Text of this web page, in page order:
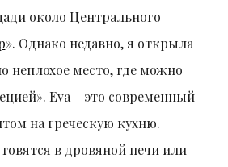
около Центрального
». Однако недавно, я открыла
неплохое место, где можно
Eva – это современный
на греческую кухню.
в дровяной печи или